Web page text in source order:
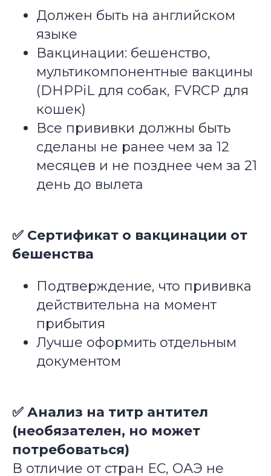
Должен быть на английском
языке
Вакцинации: бешенство,
мультикомпонентные вакцины
(DHPPiL для собак, FVRCP для
кошек)
Все прививки должны быть
сделаны не ранее чем за 12
месяцев и не позднее чем за 21
день до вылета
✅ Сертификат о вакцинации от
бешенства
Подтверждение, что прививка
действительна на момент
прибытия
Лучше оформить отдельным
документом
✅ Анализ на титр антител
(необязателен, но может
потребоваться)
В отличие от стран ЕС, ОАЭ не